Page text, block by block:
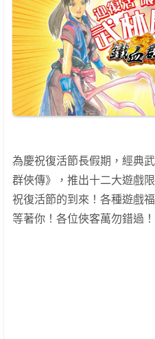
為慶祝復活節長假期，經典
群俠傳》，推出十二大遊戲
祝復活節的到來！各種遊戲
等著你！各位俠客萬勿錯過！